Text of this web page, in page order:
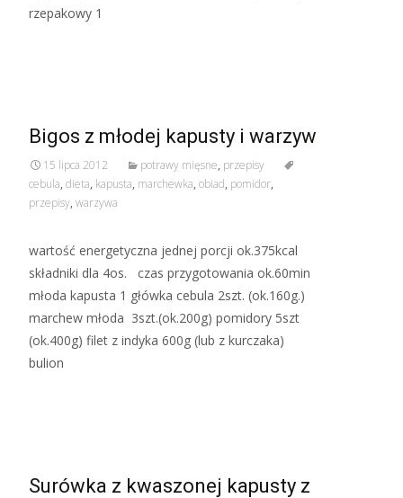
rzepakowy 1
Bigos z młodej kapusty i warzyw
15 lipca 2012 potrawy mięsne, przepisy
cebula, dieta, kapusta, marchewka, obiad, pomidor,
przepisy, warzywa
wartość energetyczna jednej porcji ok.375kcal
składniki dla 4os. czas przygotowania ok.60min
młoda kapusta 1 główka cebula 2szt. (ok.160g.)
marchew młoda 3szt.(ok.200g) pomidory 5szt
(ok.400g) filet z indyka 600g (lub z kurczaka)
bulion
Surówka z kwaszonej kapusty z